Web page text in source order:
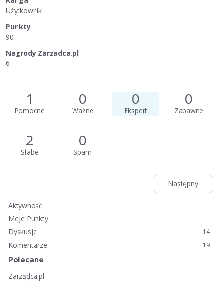
Użytkownik
Punkty
90
Nagrody Zarzadca.pl
6
1
Pomocne
0
Ważne
0
Ekspert
0
Zabawne
2
Słabe
0
Spam
Następny
Aktywność
Moje Punkty
Dyskusje
14
Komentarze 19
Polecane
Zarządca.pl